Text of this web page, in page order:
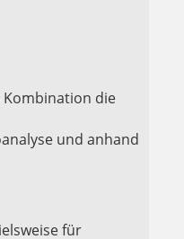
Kombination die
und anhand
für